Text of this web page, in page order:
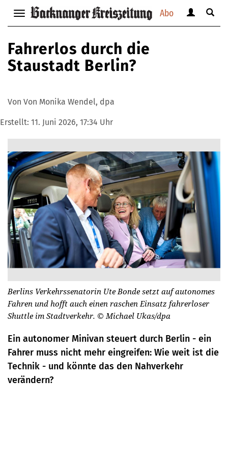
Abo
Navigation
anzeigen
verbergen
anzeigen
Suche
Fahrerlos durch die
Staustadt Berlin?
Von Von Monika Wendel, dpa
Erstellt: 11. Juni 2026, 17:34 Uhr
Berlins Verkehrssenatorin Ute Bonde setzt auf autonomes
Fahren und hofft auch einen raschen Einsatz fahrerloser
Shuttle im Stadtverkehr. © Michael Ukas/dpa
Ein autonomer Minivan steuert durch Berlin - ein
Fahrer muss nicht mehr eingreifen: Wie weit ist die
Technik - und könnte das den Nahverkehr
verändern?